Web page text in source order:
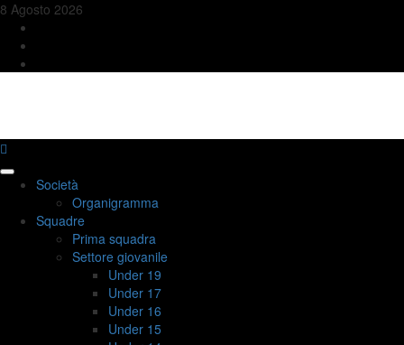
Skip
content
8 Agosto 2026
PrimarySocietà
Organigramma
Squadre
Prima squadra
Settore giovanile
Under 19
Under 17
Under 16
Under 15